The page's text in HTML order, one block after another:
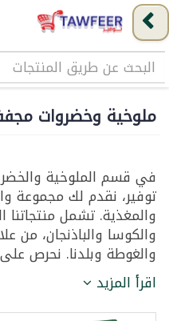
ملوخية وخضروات
في قسم الملوخية
توفير، نقدم لك مجموعة
والمغذية. تشمل منتجاتنا
والكوسا والباذنجان، من
والغوطة وبلدنا. نحرص
اقرأ المزيد